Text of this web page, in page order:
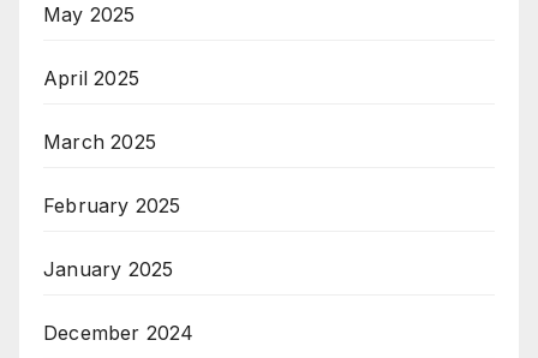
May 2025
April 2025
March 2025
February 2025
January 2025
December 2024